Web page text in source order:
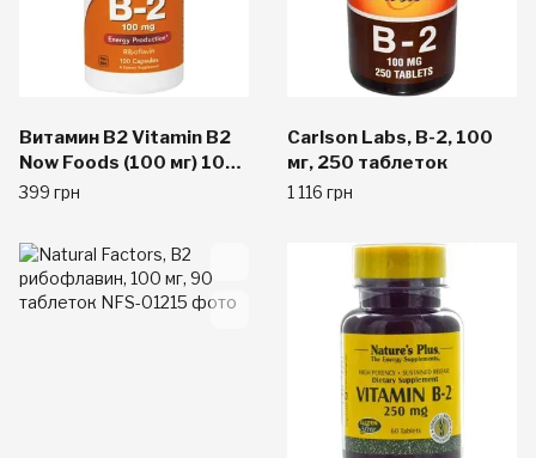
Витамин В2 Vitamin B2
Now Foods (100 мг) 100
таб.
399 грн
Carlson Labs, B-2, 100
мг, 250 таблеток
1 116 грн